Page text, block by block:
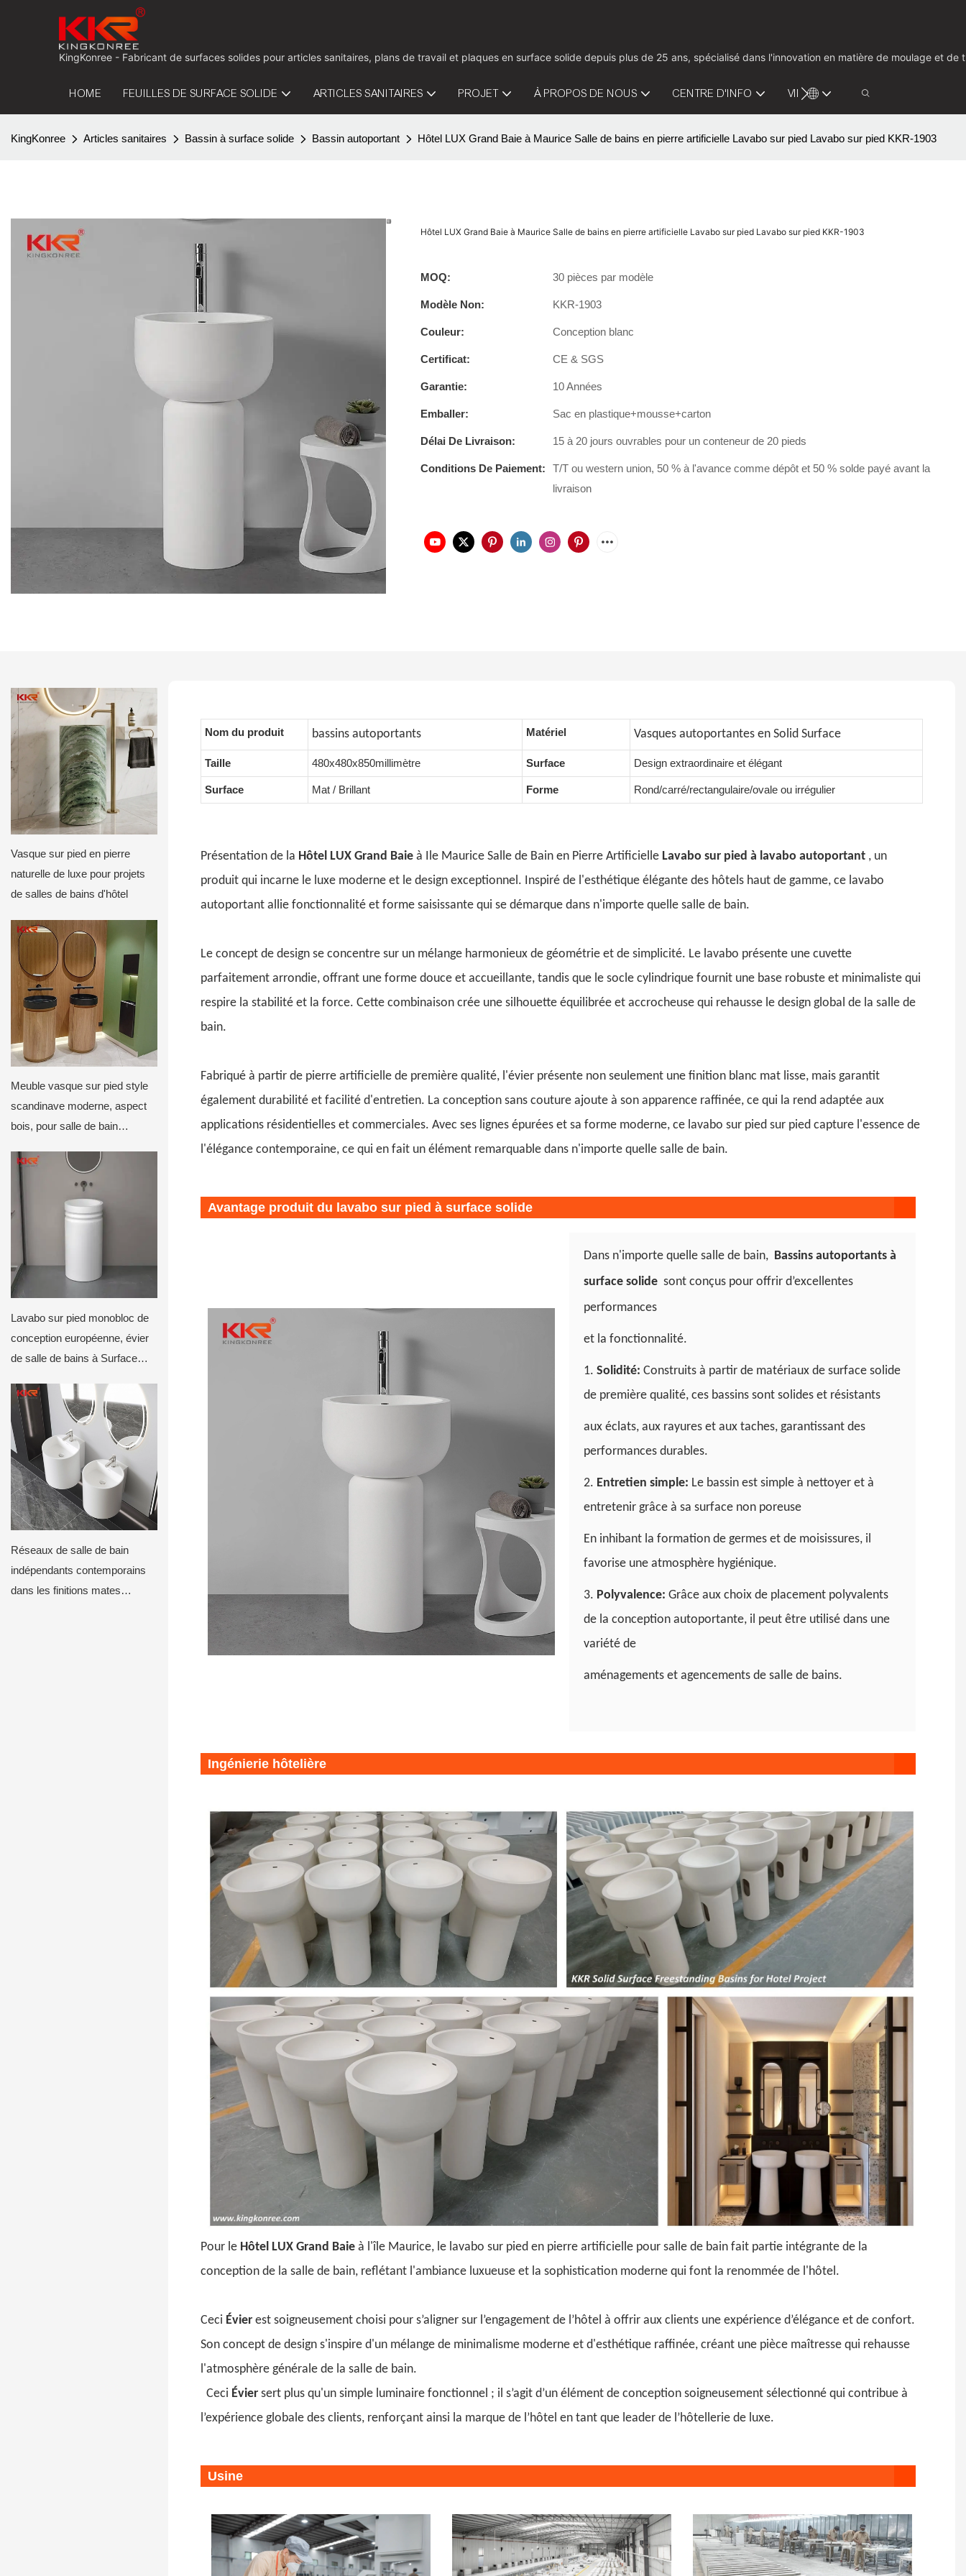
KingKonree - Fabricant de surfaces solides pour articles sanitaires, plans de travail et plaques en surface solide depuis plus de 25 ans, spécialisé dans l'innovation en matière de moulage et de
HOME FEUILLES DE SURFACE SOLIDE ARTICLES SANITAIRES PROJET À PROPOS DE NOUS CENTRE D'INFO VIDÉO CONTACTEZ-NOUS
KingKonree Articles sanitaires Bassin à surface solide Bassin autoportant Hôtel LUX Grand Baie à Maurice Salle de bains en pierre artificielle Lavabo sur pied Lavabo sur pied KKR-1903
Hôtel LUX Grand Baie à Maurice Salle de bains en pierre artificielle Lavabo sur pied Lavabo sur pied KKR-1903
MOQ: 30 pièces par modèle
Modèle Non: KKR-1903
Couleur: Conception blanc
Certificat: CE & SGS
Garantie: 10 Années
Emballer: Sac en plastique+mousse+carton
Délai De Livraison: 15 à 20 jours ouvrables pour un conteneur de 20 pieds
Conditions De Paiement:
T/T ou western union, 50 % à l'avance comme dépôt et 50 % solde payé avant la
livraison
Vasque sur pied en pierre
naturelle de luxe pour projets
de salles de bains d'hôtel
Meuble vasque sur pied style
scandinave moderne, aspect
bois, pour salle de bain
Lavabo sur pied monobloc de
conception européenne, évier
de salle de bains à Surface
Réseaux de salle de bain
indépendants contemporains
dans les finitions mates
Nom du produit bassins autoportants Matériel Vasques autoportantes en Solid Surface
Taille 480x480x850millimètre Surface Design extraordinaire et élégant
Surface Mat / Brillant Forme Rond/carré/rectangulaire/ovale ou irrégulier
Présentation de la Hôtel LUX Grand Baie à Ile Maurice Salle de Bain en Pierre Artificielle Lavabo sur pied à lavabo autoportant , un
produit qui incarne le luxe moderne et le design exceptionnel. Inspiré de l'esthétique élégante des hôtels haut de gamme, ce lavabo
autoportant allie fonctionnalité et forme saisissante qui se démarque dans n'importe quelle salle de bain.
Le concept de design se concentre sur un mélange harmonieux de géométrie et de simplicité. Le lavabo présente une cuvette
parfaitement arrondie, offrant une forme douce et accueillante, tandis que le socle cylindrique fournit une base robuste et minimaliste qui
respire la stabilité et la force. Cette combinaison crée une silhouette équilibrée et accrocheuse qui rehausse le design global de la salle de
bain.
Fabriqué à partir de pierre artificielle de première qualité, l'évier présente non seulement une finition blanc mat lisse, mais garantit
également durabilité et facilité d'entretien. La conception sans couture ajoute à son apparence raffinée, ce qui la rend adaptée aux
applications résidentielles et commerciales. Avec ses lignes épurées et sa forme moderne, ce lavabo sur pied sur pied capture l'essence de
l'élégance contemporaine, ce qui en fait un élément remarquable dans n'importe quelle salle de bain.
Avantage produit du lavabo sur pied à surface solide
Dans n'importe quelle salle de bain, Bassins autoportants à
surface solide sont conçus pour offrir d’excellentes
performances
et la fonctionnalité.
1. Solidité: Construits à partir de matériaux de surface solide
de première qualité, ces bassins sont solides et résistants
aux éclats, aux rayures et aux taches, garantissant des
performances durables.
2. Entretien simple: Le bassin est simple à nettoyer et à
entretenir grâce à sa surface non poreuse
En inhibant la formation de germes et de moisissures, il
favorise une atmosphère hygiénique.
3. Polyvalence: Grâce aux choix de placement polyvalents
de la conception autoportante, il peut être utilisé dans une
variété de
aménagements et agencements de salle de bains.
Ingénierie hôtelière
Pour le Hôtel LUX Grand Baie à l'île Maurice, le lavabo sur pied en pierre artificielle pour salle de bain fait partie intégrante de la
conception de la salle de bain, reflétant l'ambiance luxueuse et la sophistication moderne qui font la renommée de l'hôtel.
Ceci Évier est soigneusement choisi pour s’aligner sur l’engagement de l’hôtel à offrir aux clients une expérience d’élégance et de confort.
Son concept de design s'inspire d'un mélange de minimalisme moderne et d'esthétique raffinée, créant une pièce maîtresse qui rehausse
l'atmosphère générale de la salle de bain.
Ceci Évier sert plus qu'un simple luminaire fonctionnel ; il s’agit d’un élément de conception soigneusement sélectionné qui contribue à
l’expérience globale des clients, renforçant ainsi la marque de l’hôtel en tant que leader de l’hôtellerie de luxe.
Usine